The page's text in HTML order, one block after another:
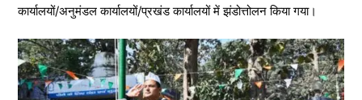
कार्यालयों/अनुमंडल कार्यालयों/प्रखंड कार्यालयों में झंडोत्तोलन किया गया।